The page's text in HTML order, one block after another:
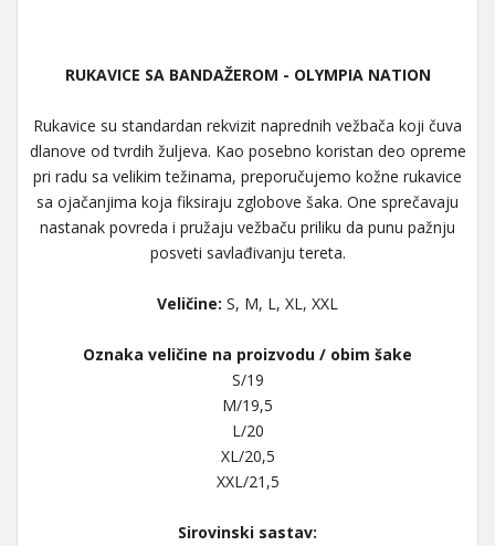
RUKAVICE SA BANDAŽEROM - OLYMPIA NATION
Rukavice su standardan rekvizit naprednih vežbača koji čuva
dlanove od tvrdih žuljeva. Kao posebno koristan deo opreme
pri radu sa velikim težinama, preporučujemo kožne rukavice
sa ojačanjima koja fiksiraju zglobove šaka. One sprečavaju
nastanak povreda i pružaju vežbaču priliku da punu pažnju
posveti savlađivanju tereta.
Veličine: S, M, L, XL, XXL
Oznaka veličine na proizvodu / obim šake
S/19
M/19,5
L/20
XL/20,5
XXL/21,5
Sirovinski sastav: